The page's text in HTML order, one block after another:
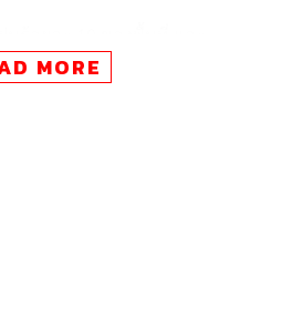
ากบริเวณจังหวัดแม่ฮ่องสอน
ำสุด 22-23 องศาเซลเซียส
MORE